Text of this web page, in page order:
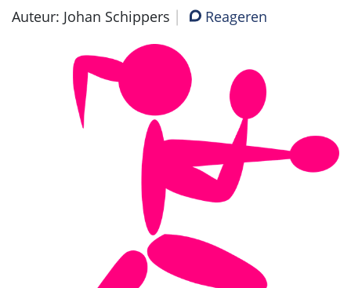
Auteur: Johan Schippers Reageren